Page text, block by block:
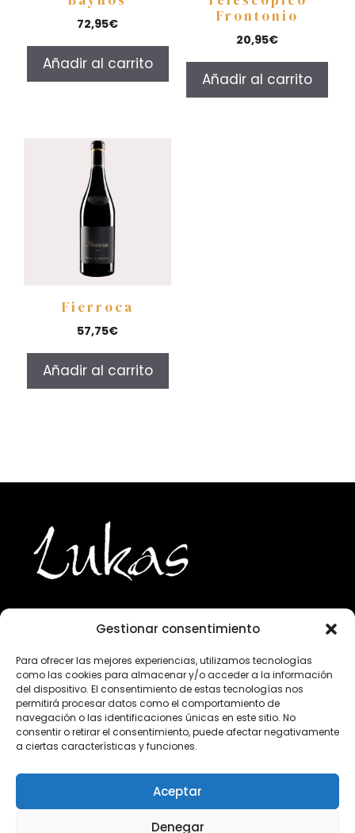
Gestionar consentimiento
Para ofrecer las mejores experiencias, utilizamos tecnologías
como las cookies para almacenar y/o acceder a la información
del dispositivo. El consentimiento de estas tecnologías nos
permitirá procesar datos como el comportamiento de
navegación o las identificaciones únicas en este sitio. No
consentir o retirar el consentimiento, puede afectar negativamente
a ciertas características y funciones.
Aceptar
Denegar
72,95€
Añadir al carrito
Frontonio
20,95€
Añadir al carrito
Fierroca
57,75€
Añadir al carrito
943 224 800
info@lukasgourmet.com
Club del vino
Trabaja con nosotros
Preguntas frecuentes
Condiciones de compra